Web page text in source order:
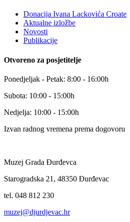
Donacija Ivana Lackovića Croate
Aktualne izložbe
Novosti
Publikacije
Otvoreno za posjetitelje
Ponedjeljak - Petak: 8:00 - 16:00h
Subota: 10:00 - 15:00h
Nedjelja: 10:00 - 15:00h
Izvan radnog vremena prema dogovoru
Muzej Grada Đurđevca
Starogradska 21, 48350 Đurđevac
tel. 048 812 230
muzej@djurdjevac.hr